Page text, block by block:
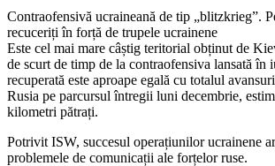
Contraofensivă ucraineană de tip „blitzkrieg”.
recuceriți în forță de trupele ucrainene
Este cel mai mare câștig teritorial obținut de
de scurt de timp de la contraofensiva lansată în
recuperată este aproape egală cu totalul
Rusia pe parcursul întregii luni decembrie,
kilometri pătrați.
Potrivit ISW, succesul operațiunilor ucrainene
problemele de comunicații ale forțelor ruse.